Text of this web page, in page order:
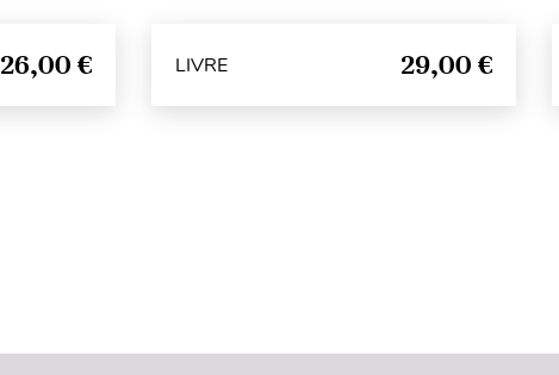
26,00 € LIVRE 29,00 €